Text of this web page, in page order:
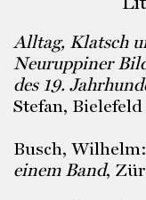
Alltag, Klatsch
Neuruppiner
des 19.
Stefan, Bielefeld
Busch, Wilhelm:
einem Band,